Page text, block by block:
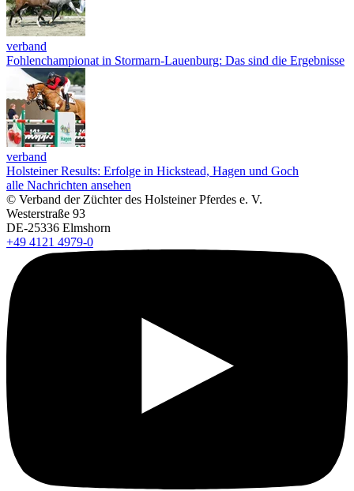
verband
Fohlenchampionat in Stormarn-Lauenburg: Das sind die Ergebnisse
verband
Holsteiner Results: Erfolge in Hickstead, Hagen und Goch
alle Nachrichten ansehen
© Verband der Züchter des Holsteiner Pferdes e. V.
Westerstraße 93
DE-25336 Elmshorn
+49 4121 4979-0